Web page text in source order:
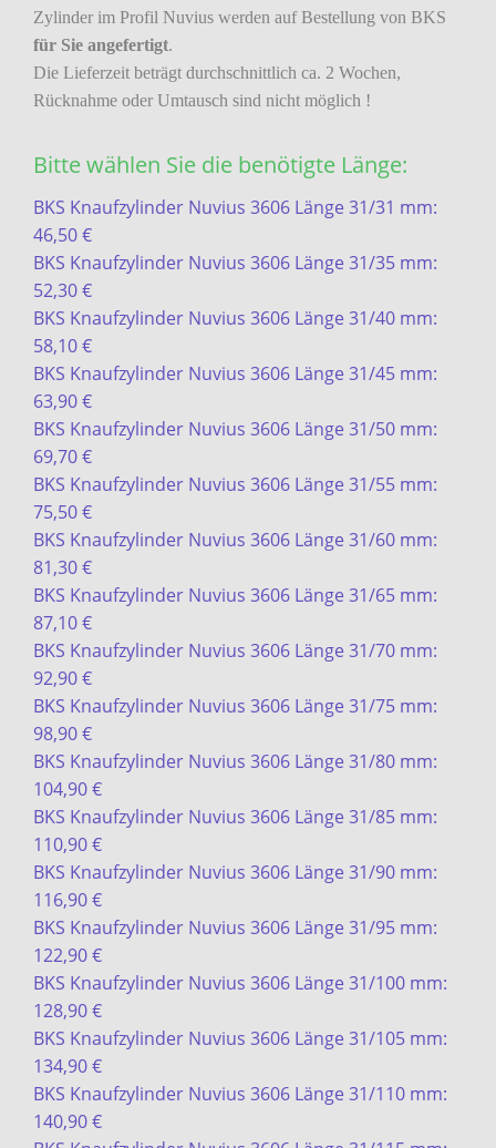
Zylinder im Profil Nuvius werden auf Bestellung von BKS
für Sie angefertigt.
Die Lieferzeit beträgt durchschnittlich ca. 2 Wochen,
Rücknahme oder Umtausch sind nicht möglich !
Bitte wählen Sie die benötigte Länge:
BKS Knaufzylinder Nuvius 3606 Länge 31/31 mm:
46,50 €
BKS Knaufzylinder Nuvius 3606 Länge 31/35 mm:
52,30 €
BKS Knaufzylinder Nuvius 3606 Länge 31/40 mm:
58,10 €
BKS Knaufzylinder Nuvius 3606 Länge 31/45 mm:
63,90 €
BKS Knaufzylinder Nuvius 3606 Länge 31/50 mm:
69,70 €
BKS Knaufzylinder Nuvius 3606 Länge 31/55 mm:
75,50 €
BKS Knaufzylinder Nuvius 3606 Länge 31/60 mm:
81,30 €
BKS Knaufzylinder Nuvius 3606 Länge 31/65 mm:
87,10 €
BKS Knaufzylinder Nuvius 3606 Länge 31/70 mm:
92,90 €
BKS Knaufzylinder Nuvius 3606 Länge 31/75 mm:
98,90 €
BKS Knaufzylinder Nuvius 3606 Länge 31/80 mm:
104,90 €
BKS Knaufzylinder Nuvius 3606 Länge 31/85 mm:
110,90 €
BKS Knaufzylinder Nuvius 3606 Länge 31/90 mm:
116,90 €
BKS Knaufzylinder Nuvius 3606 Länge 31/95 mm:
122,90 €
BKS Knaufzylinder Nuvius 3606 Länge 31/100 mm:
128,90 €
BKS Knaufzylinder Nuvius 3606 Länge 31/105 mm:
134,90 €
BKS Knaufzylinder Nuvius 3606 Länge 31/110 mm:
140,90 €